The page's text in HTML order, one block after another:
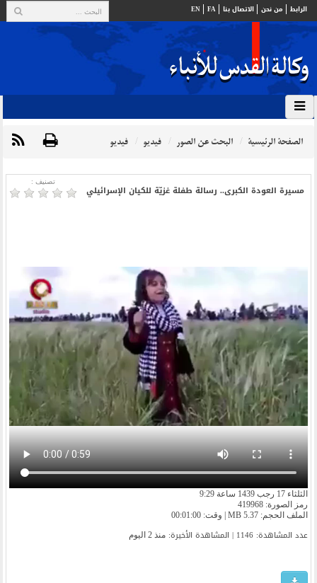
الرابط من نحن الاتصال بنا FA
EN
الصفحة الرئيسية البحث عن الصور فيديو فيديو
تصنیف :
مسيرة العودة الكبرى.. رسالة طفلة غزيّة للكيان الإسرائيلي
الثلثاء 17 رجب 1439 ساعة 9:29
رمز الصورة: 419968
الملف الحجم: 5.37 MB | وقت: 00:01:00
عدد المشاهدة: 1146 | المشاهدة الأخیرة: منذ 2 اليوم